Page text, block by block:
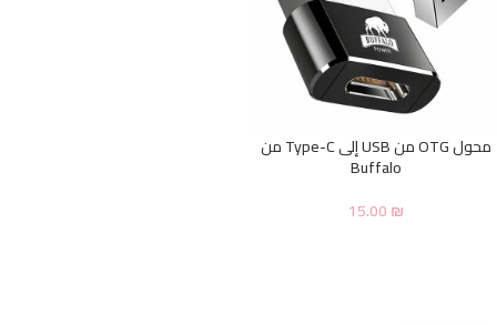
محول OTG من USB إلى Type-C من
Buffalo
15.00₪